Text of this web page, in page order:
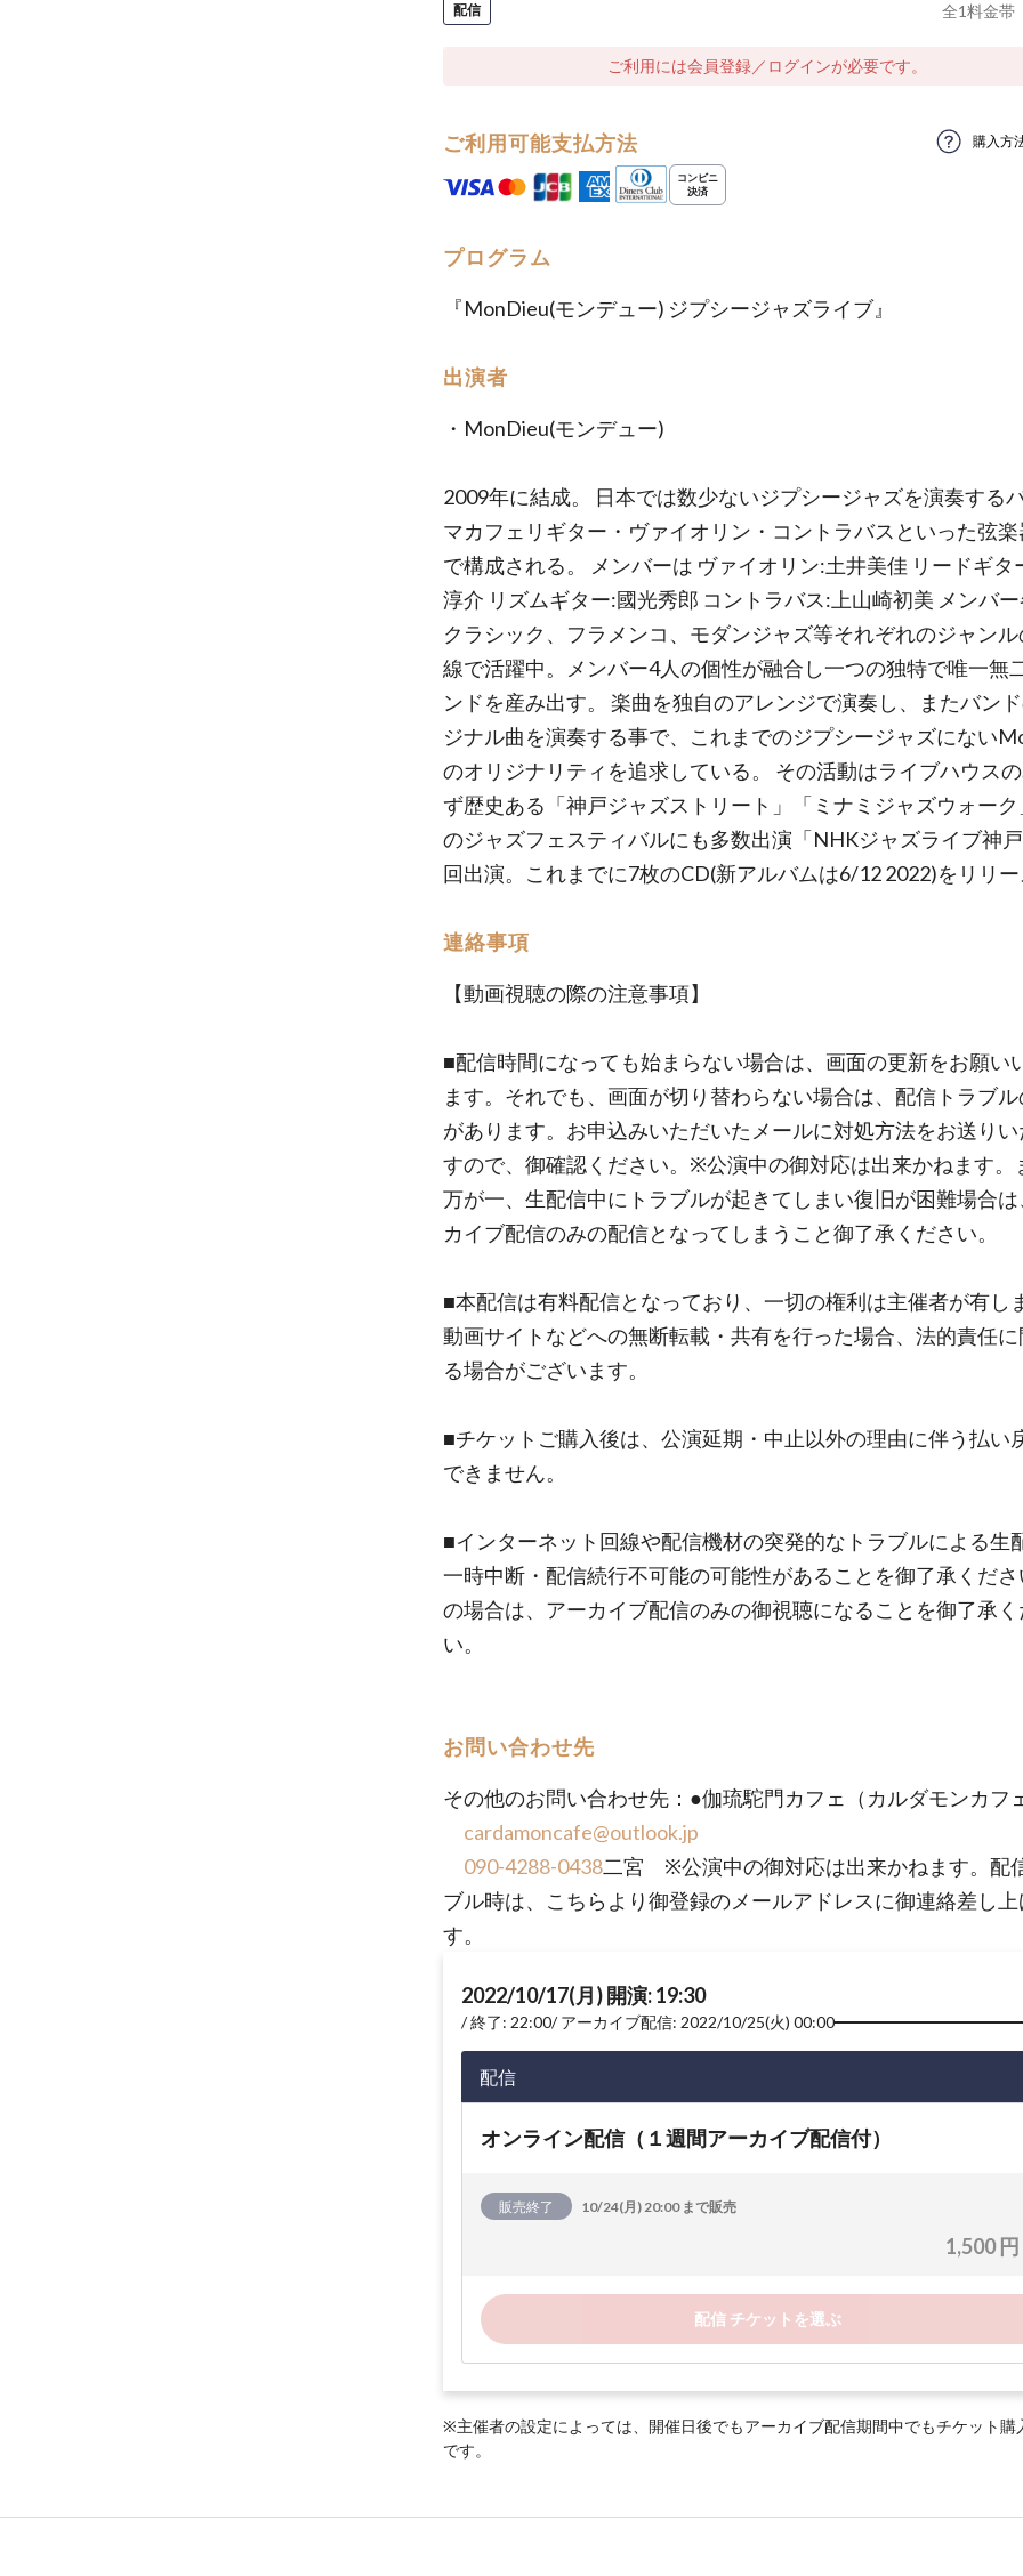
配信 全1料金帯
ご利用には会員登録／ログインが必要です。
ご利用可能支払方法 購入方
プログラム
『MonDieu(モンデュー) ジプシージャズライブ』
出演者
・MonDieu(モンデュー)
2009年に結成。 日本では数少ないジプシージャズを演奏するバ
マカフェリギター・ヴァイオリン・コントラバスといった弦楽
で構成される。 メンバーは ヴァイオリン:土井美佳 リードギタ
淳介 リズムギター:國光秀郎 コントラバス:上山崎初美 メンバ
クラシック、フラメンコ、モダンジャズ等それぞれのジャン
線で活躍中。メンバー4人の個性が融合し一つの独特で唯一無
ンドを産み出す。 楽曲を独自のアレンジで演奏し、またバン
ジナル曲を演奏する事で、これまでのジプシージャズにない
のオリジナリティを追求している。 その活動はライブハウス
ず歴史ある「神戸ジャズストリート」「ミナミジャズウォー
のジャズフェスティバルにも多数出演「NHKジャズライブ神
回出演。これまでに7枚のCD(新アルバムは6/12 2022)をリリー
連絡事項
【動画視聴の際の注意事項】
■配信時間になっても始まらない場合は、画面の更新をお願い
ます。それでも、画面が切り替わらない場合は、配信トラブ
があります。お申込みいただいたメールに対処方法をお送りい
すので、御確認ください。※公演中の御対応は出来かねます。
万が一、生配信中にトラブルが起きてしまい復旧が困難場合は
カイブ配信のみの配信となってしまうこと御了承ください。
■本配信は有料配信となっており、一切の権利は主催者が有し
動画サイトなどへの無断転載・共有を行った場合、法的責任
る場合がございます。
■チケットご購入後は、公演延期・中止以外の理由に伴う払い
できません。
■インターネット回線や配信機材の突発的なトラブルによる生
一時中断・配信続行不可能の可能性があることを御了承くださ
の場合は、アーカイブ配信のみの御視聴になることを御了承く
い。
お問い合わせ先
その他のお問い合わせ先：●伽琉駝門カフェ（カルダモンカフ
cardamoncafe@outlook.jp
090-4288-0438二宮 ※公演中の御対応は出来かねます。配
ブル時は、こちらより御登録のメールアドレスに御連絡差し上
す。
2022/10/17(月) 開演: 19:30
終了: 22:00 アーカイブ配信: 2022/10/25(火) 00:00
配信
オンライン配信（１週間アーカイブ配信付）
販売終了 10/24(月) 20:00 まで販売
1,500 円
配信 チケットを選ぶ
※主催者の設定によっては、開催日後でもアーカイブ配信期間中でもチケット購
です。